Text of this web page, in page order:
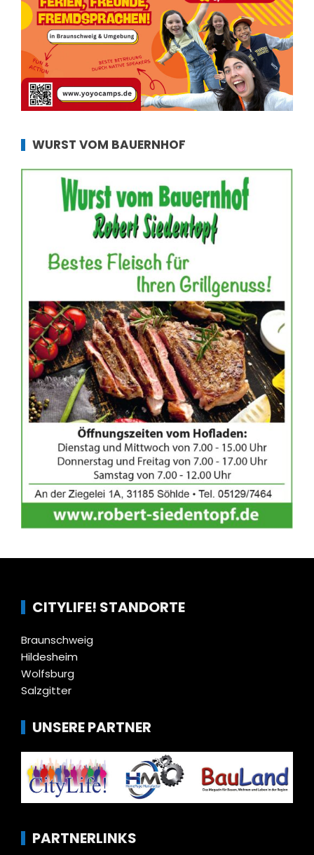
WURST VOM BAUERNHOF
CITYLIFE! STANDORTE
Braunschweig
Hildesheim
Wolfsburg
Salzgitter
UNSERE PARTNER
PARTNERLINKS